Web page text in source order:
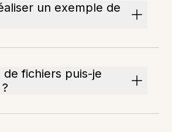
un exemple de
de fichiers puis-je